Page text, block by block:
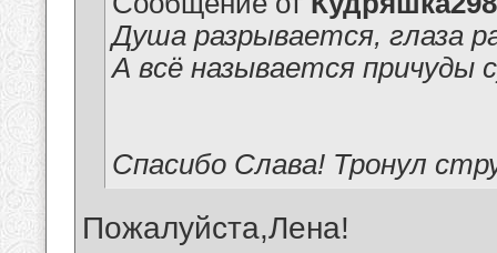
Душа разрывается, глаза
А всё называется причуды
Спасибо Слава! Тронул
Пожалуйста,Лена!